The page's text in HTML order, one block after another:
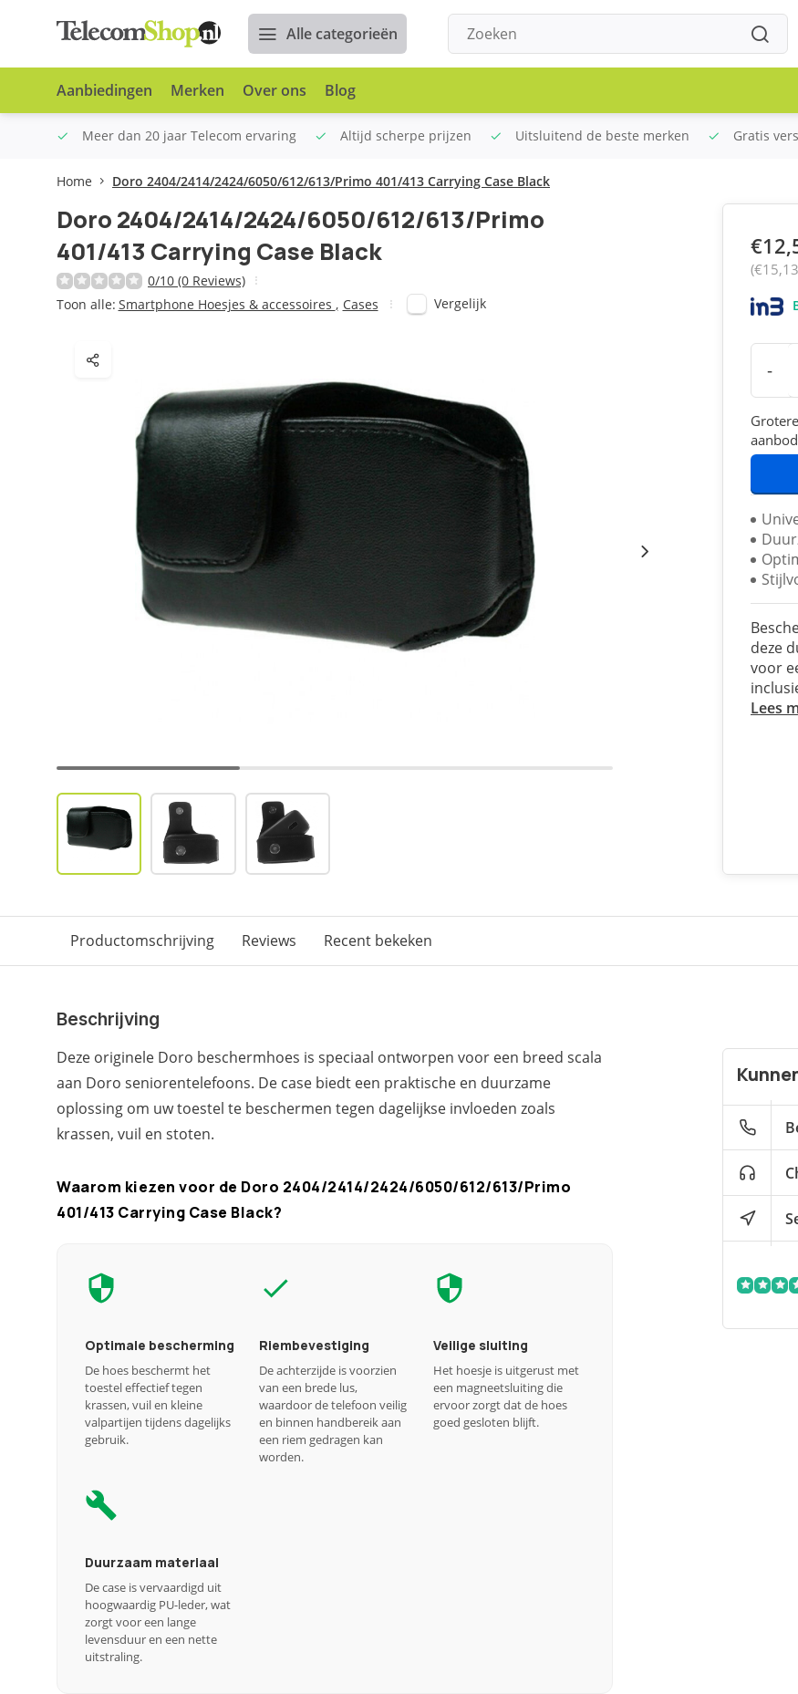
Alle categorieën
Aanbiedingen Merken Over ons Blog
Meer dan 20 jaar Telecom ervaring Altijd scherpe prijzen Uitsluitend de beste merken Gratis
Home Doro 2404/2414/2424/6050/612/613/Primo 401/413 Carrying Case Black
Doro 2404/2414/2424/6050/612/613/Primo
401/413 Carrying Case Black
0/10 (0 Reviews)
Toon alle: Smartphone Hoesjes & accessoires , Cases Vergelijk
(€15,13
-
deze
voor
Lees
Productomschrijving Reviews Recent bekeken
Beschrijving
Deze originele Doro beschermhoes is speciaal ontworpen voor een breed scala
aan Doro seniorentelefoons. De case biedt een praktische en duurzame
oplossing om uw toestel te beschermen tegen dagelijkse invloeden zoals
krassen, vuil en stoten.
Waarom kiezen voor de Doro 2404/2414/2424/6050/612/613/Primo
401/413 Carrying Case Black?
Optimale bescherming
De hoes beschermt het
toestel effectief tegen
krassen, vuil en kleine
valpartijen tijdens dagelijks
gebruik.
Riembevestiging
De achterzijde is voorzien
van een brede lus,
waardoor de telefoon veilig
en binnen handbereik aan
een riem gedragen kan
worden.
Veilige sluiting
Het hoesje is uitgerust met
een magneetsluiting die
ervoor zorgt dat de hoes
goed gesloten blijft.
Duurzaam materiaal
De case is vervaardigd uit
hoogwaardig PU-leder, wat
zorgt voor een lange
levensduur en een nette
uitstraling.